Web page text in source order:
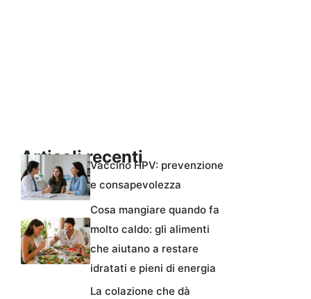
Articoli recentiVaccino HPV: prevenzione
e consapevolezza
Cosa mangiare quando fa
molto caldo: gli alimenti
che aiutano a restare
idratati e pieni di energia
La colazione che dà